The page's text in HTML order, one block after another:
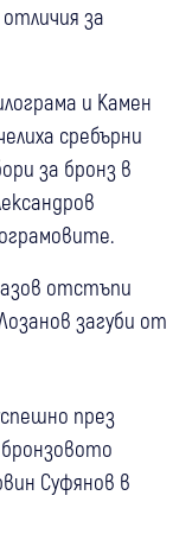
за
и Камен
сребърни
за бронз в
отстъпи
загуби от
през
Суфянов в